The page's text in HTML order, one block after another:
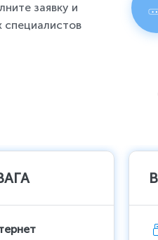
заявку и